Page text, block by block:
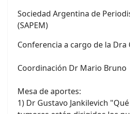
Sociedad Argentina de
(SAPEM)
Conferencia a cargo de la Dra
Coordinación Dr Mario Bruno
Mesa de aportes:
1) Dr Gustavo Jankilevich